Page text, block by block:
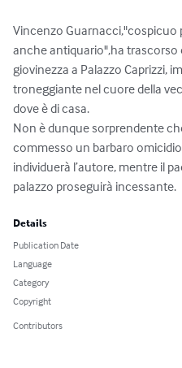
Vincenzo Guarnacci,"cospicuo
anche antiquario",ha trascorso
giovinezza a Palazzo Caprizzi,
troneggiante nel cuore della
dove è di casa.
Non è dunque sorprendente
commesso un barbaro
individuerà l’autore, mentre il
palazzo proseguirà incessante.
Details
Publication Date
Language
Category
Copyright
Contributors